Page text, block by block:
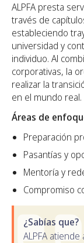
ALPFA presta
través de
estableciendo
universidad y
individuo. Al
corporativas, la
realizar la
en el mundo real.
Áreas de
Preparación
Pasantías y
Mentoría y
Compromiso
¿Sabías que?
ALPFA atiende